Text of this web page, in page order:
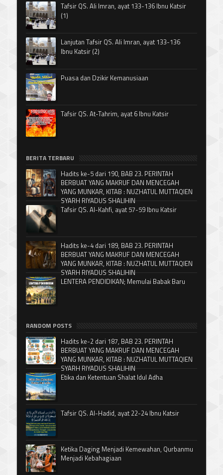
Tafsir QS. Ali Imran, ayat 133-136 Ibnu Katsir
(1)
Lanjutan Tafsir QS. Ali Imran, ayat 133-136
Ibnu Katsir (2)
Puasa dan Dzikir Kemanusiaan
Tafsir QS. At-Tahrim, ayat 6 Ibnu Katsir
BERITA TERBARU
Hadits ke-5 dari 190, BAB 23. PERINTAH
BERBUAT YANG MAKRUF DAN MENCEGAH
YANG MUNKAR, KITAB : NUZHATUL MUTTAQIEN
SYARH RIYADUS SHALIHIN
Tafsir QS. Al-Kahfi, ayat 57-59 Ibnu Katsir
Hadits ke-4 dari 189, BAB 23. PERINTAH
BERBUAT YANG MAKRUF DAN MENCEGAH
YANG MUNKAR, KITAB : NUZHATUL MUTTAQIEN
SYARH RIYADUS SHALIHIN
LENTERA PENDIDIKAN; Memulai Babak Baru
RANDOM POSTS
Hadits ke-2 dari 187, BAB 23. PERINTAH
BERBUAT YANG MAKRUF DAN MENCEGAH
YANG MUNKAR, KITAB : NUZHATUL MUTTAQIEN
SYARH RIYADUS SHALIHIN
Etika dan Ketentuan Shalat Idul Adha
Tafsir QS. Al-Hadid, ayat 22-24 Ibnu Katsir
Ketika Daging Menjadi Kemewahan, Qurbanmu
Menjadi Kebahagiaan